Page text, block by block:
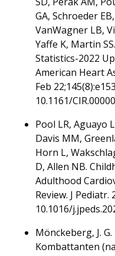
GA, Schroeder
VanWagner LB,
Yaffe K, Martin
Statistics-2022
American Heart
Feb
10.1161/
Pool LR, Aguayo
Davis MM,
Horn L,
D, Allen NB.
Adulthood
Review. J Pediatr.
10.1016/
Mönckeberg, J.
Kombattanten